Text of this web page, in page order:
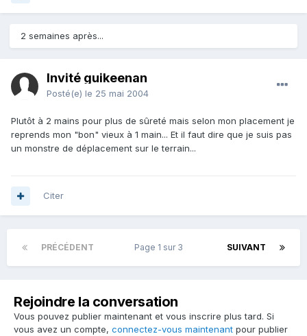
2 semaines après...
Invité guikeenan
Posté(e) le 25 mai 2004
Plutôt à 2 mains pour plus de sûreté mais selon mon placement je
reprends mon "bon" vieux à 1 main... Et il faut dire que je suis pas
un monstre de déplacement sur le terrain...
Citer
PRÉCÉDENT SUIVANT
Page 1 sur 3
Rejoindre la conversation
Vous pouvez publier maintenant et vous inscrire plus tard. Si
vous avez un compte, connectez-vous maintenant pour publier